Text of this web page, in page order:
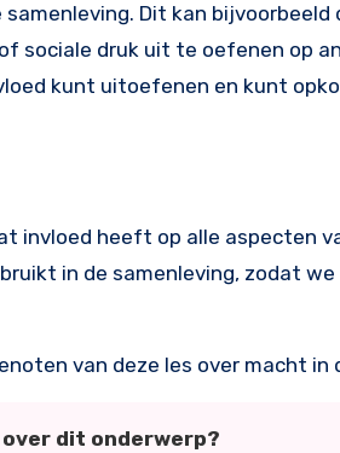
Dit kan bijvoorbeeld
sociale druk uit te oefenen op
kunt uitoefenen en kunt
invloed heeft op alle aspecten
in de samenleving, zodat
van deze les over macht in
over dit onderwerp?